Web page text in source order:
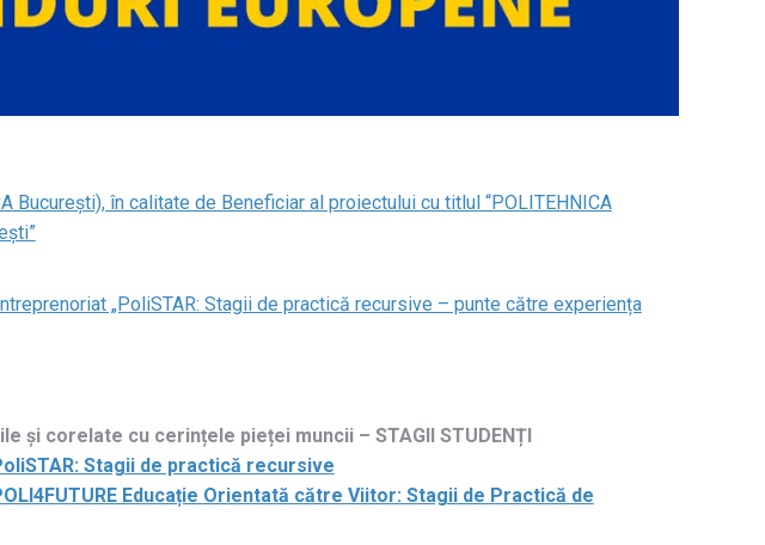
în calitate de Beneficiar al proiectului cu titlul “POLITEHNICA
„PoliSTAR: Stagii de practică recursive – punte către experiența
corelate cu cerințele pieței muncii – STAGII STUDENȚI
Stagii de practică recursive
Educație Orientată către Viitor: Stagii de Practică de